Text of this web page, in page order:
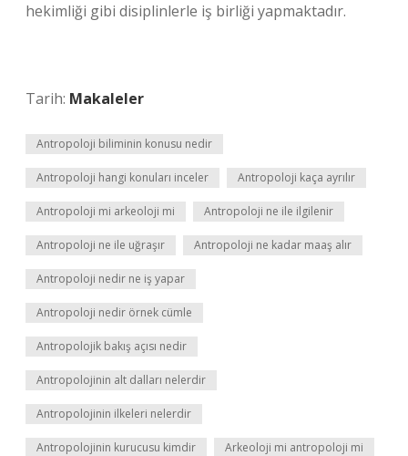
hekimliği gibi disiplinlerle iş birliği yapmaktadır.
Tarih: Makaleler
Antropoloji biliminin konusu nedir
Antropoloji hangi konuları inceler Antropoloji kaça ayrılır
Antropoloji mi arkeoloji mi Antropoloji ne ile ilgilenir
Antropoloji ne ile uğraşır Antropoloji ne kadar maaş alır
Antropoloji nedir ne iş yapar
Antropoloji nedir örnek cümle
Antropolojik bakış açısı nedir
Antropolojinin alt dalları nelerdir
Antropolojinin ilkeleri nelerdir
Antropolojinin kurucusu kimdir Arkeoloji mi antropoloji mi